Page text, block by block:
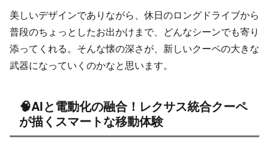
美しいデザインでありながら、休日のロングドライブから
普段のちょっとしたお出かけまで、どんなシーンでも寄り
添ってくれる。そんな懐の深さが、新しいクーペの大きな
武器になっていくのかなと思います。
🧠AIと電動化の融合！レクサス統合クーペ
が描くスマートな移動体験